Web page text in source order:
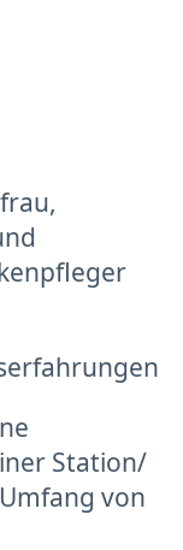
Station/
von